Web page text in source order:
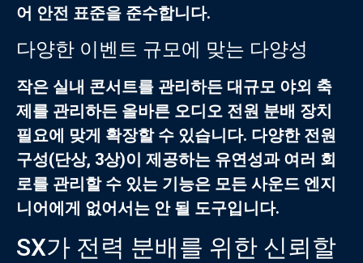
어 안전 표준을 준수합니다.
다양한 이벤트 규모에 맞는 다양성
작은 실내 콘서트를 관리하든 대규모 야외 축
제를 관리하든 올바른 오디오 전원 분배 장치
필요에 맞게 확장할 수 있습니다. 다양한 전원
구성(단상, 3상)이 제공하는 유연성과 여러 회
로를 관리할 수 있는 기능은 모든 사운드 엔지
니어에게 없어서는 안 될 도구입니다.
SX가 전력 분배를 위한 신뢰할